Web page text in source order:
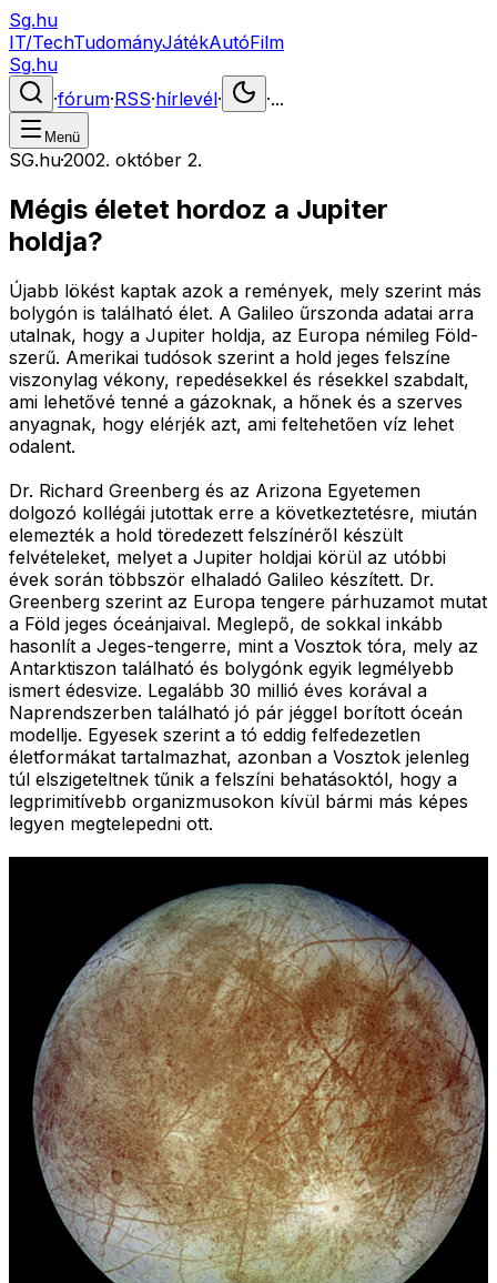
Sg.hu
IT/TechTudományJátékAutóFilm
Sg.hu
·fórum·RSS·hírlevél· ·...
Menü
SG.hu·2002. október 2.
Mégis életet hordoz a Jupiter
holdja?
Újabb lökést kaptak azok a remények, mely szerint más
bolygón is található élet. A Galileo űrszonda adatai arra
utalnak, hogy a Jupiter holdja, az Europa némileg Föld-
szerű. Amerikai tudósok szerint a hold jeges felszíne
viszonylag vékony, repedésekkel és résekkel szabdalt,
ami lehetővé tenné a gázoknak, a hőnek és a szerves
anyagnak, hogy elérjék azt, ami feltehetően víz lehet
odalent.
Dr. Richard Greenberg és az Arizona Egyetemen
dolgozó kollégái jutottak erre a következtetésre, miután
elemezték a hold töredezett felszínéről készült
felvételeket, melyet a Jupiter holdjai körül az utóbbi
évek során többször elhaladó Galileo készített. Dr.
Greenberg szerint az Europa tengere párhuzamot mutat
a Föld jeges óceánjaival. Meglepő, de sokkal inkább
hasonlít a Jeges-tengerre, mint a Vosztok tóra, mely az
Antarktiszon található és bolygónk egyik legmélyebb
ismert édesvize. Legalább 30 millió éves korával a
Naprendszerben található jó pár jéggel borított óceán
modellje. Egyesek szerint a tó eddig felfedezetlen
életformákat tartalmazhat, azonban a Vosztok jelenleg
túl elszigeteltnek tűnik a felszíni behatásoktól, hogy a
legprimitívebb organizmusokon kívül bármi más képes
legyen megtelepedni ott.